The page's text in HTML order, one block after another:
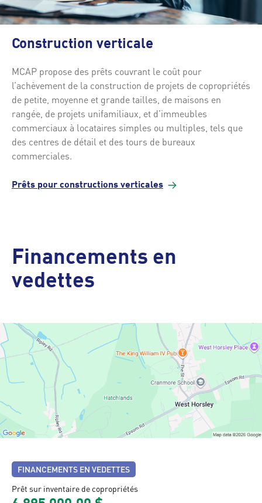
Construction verticale
MCAP propose des prêts couvrant le coût pour
l’achèvement de la construction de projets de copropriétés
de petite, moyenne et grande tailles, de maisons en
rangée, de projets unifamiliaux, et d’immeubles
commerciaux à locataires simples ou multiples, tels que
des centres de détail et des tours de bureaux
commerciales.
Prêts pour constructions verticales
Financements en
vedettes
FINANCEMENTS EN VEDETTES
Prêt sur inventaire de copropriétés